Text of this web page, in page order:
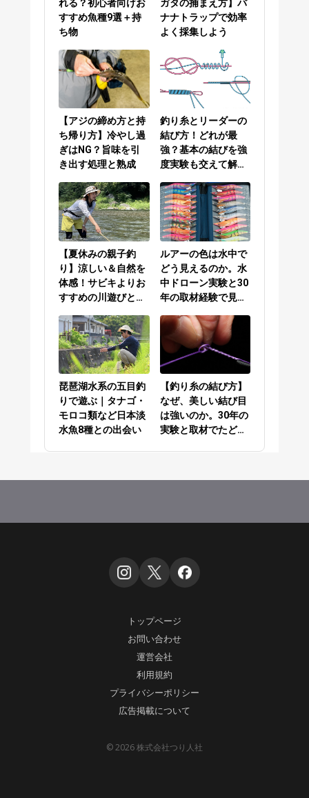
れる？初心者向けお
すすめ魚種9選＋持
ち物
ガタの捕まえ方】バ
ナナトラップで効率
よく採集しよう
【アジの締め方と持
ち帰り方】冷やし過
ぎはNG？旨味を引
き出す処理と熟成
釣り糸とリーダーの
結び方！どれが最
強？基本の結びを強
度実験も交えて解説
ーの結び方編
【夏休みの親子釣
り】涼しい＆自然を
体感！サビキよりお
すすめの川遊びと
ルアーの色は水中で
どう見えるのか。水
中ドローン実験と30
年の取材経験で見え
琵琶湖水系の五目釣
りで遊ぶ｜タナゴ・
モロコ類など日本淡
水魚8種との出会い
【釣り糸の結び方】
なぜ、美しい結び目
は強いのか。30年の
実験と取材でたどり
トップページ
お問い合わせ
運営会社
利用規約
プライバシーポリシー
広告掲載について
© 2026 株式会社つり人社